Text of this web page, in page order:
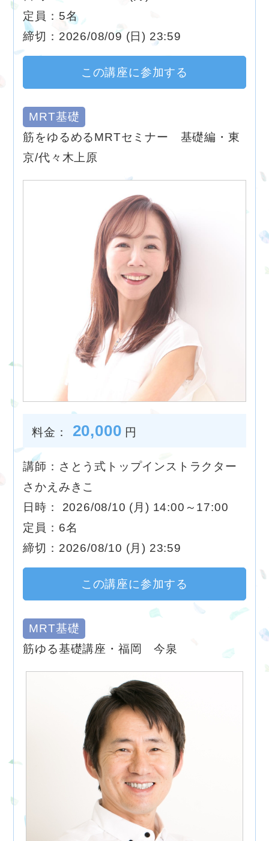
定員：5名
締切：2026/08/09 (日) 23:59
この講座に参加する
MRT基礎
筋をゆるめるMRTセミナー 基礎編・東
京/代々木上原
料金： 20,000 円
講師：さとう式トップインストラクター
さかえみきこ
日時： 2026/08/10 (月) 14:00～17:00
定員：6名
締切：2026/08/10 (月) 23:59
この講座に参加する
MRT基礎
筋ゆる基礎講座・福岡 今泉